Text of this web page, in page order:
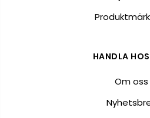
HANDLA
Om oss